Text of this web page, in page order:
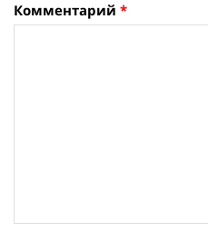
Комментарий *